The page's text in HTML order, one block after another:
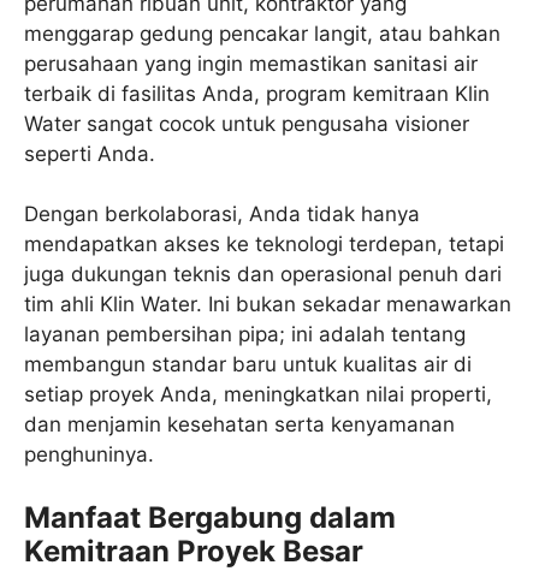
menggarap gedung pencakar langit, atau bahkan
perusahaan yang ingin memastikan sanitasi air
terbaik di fasilitas Anda, program kemitraan Klin
Water sangat cocok untuk pengusaha visioner
seperti Anda.
Dengan berkolaborasi, Anda tidak hanya
mendapatkan akses ke teknologi terdepan, tetapi
juga dukungan teknis dan operasional penuh dari
tim ahli Klin Water. Ini bukan sekadar menawarkan
layanan pembersihan pipa; ini adalah tentang
membangun standar baru untuk kualitas air di
setiap proyek Anda, meningkatkan nilai properti,
dan menjamin kesehatan serta kenyamanan
penghuninya.
Manfaat Bergabung dalam
Kemitraan Proyek Besar